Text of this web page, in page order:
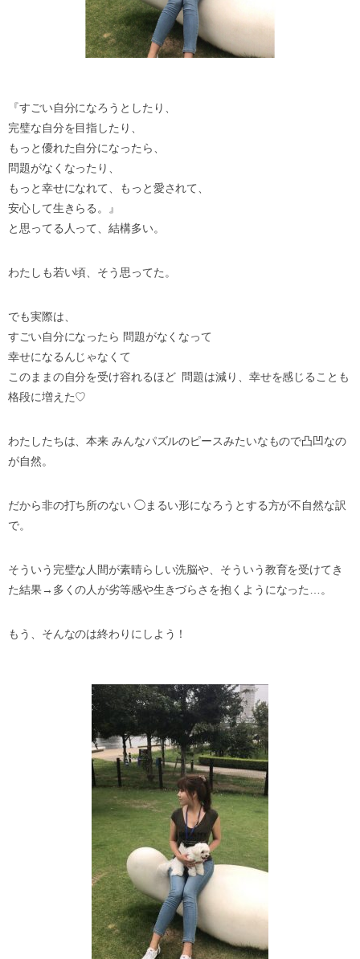
『すごい自分になろうとしたり、
完璧な自分を目指したり、
もっと優れた自分になったら、
問題がなくなったり、
もっと幸せになれて、もっと愛されて、
安心して生きらる。』
と思ってる人って、結構多い。
わたしも若い頃、そう思ってた。
でも実際は、
すごい自分になったら 問題がなくなって
幸せになるんじゃなくて
このままの自分を受け容れるほど 問題は減り、幸せを感じることも
格段に増えた♡
わたしたちは、本来 みんなパズルのピースみたいなもので凸凹なの
が自然。
だから非の打ち所のない ◯まるい形になろうとする方が不自然な訳
で。
そういう完璧な人間が素晴らしい洗脳や、そういう教育を受けてき
た結果→多くの人が劣等感や生きづらさを抱くようになった…。
もう、そんなのは終わりにしよう！